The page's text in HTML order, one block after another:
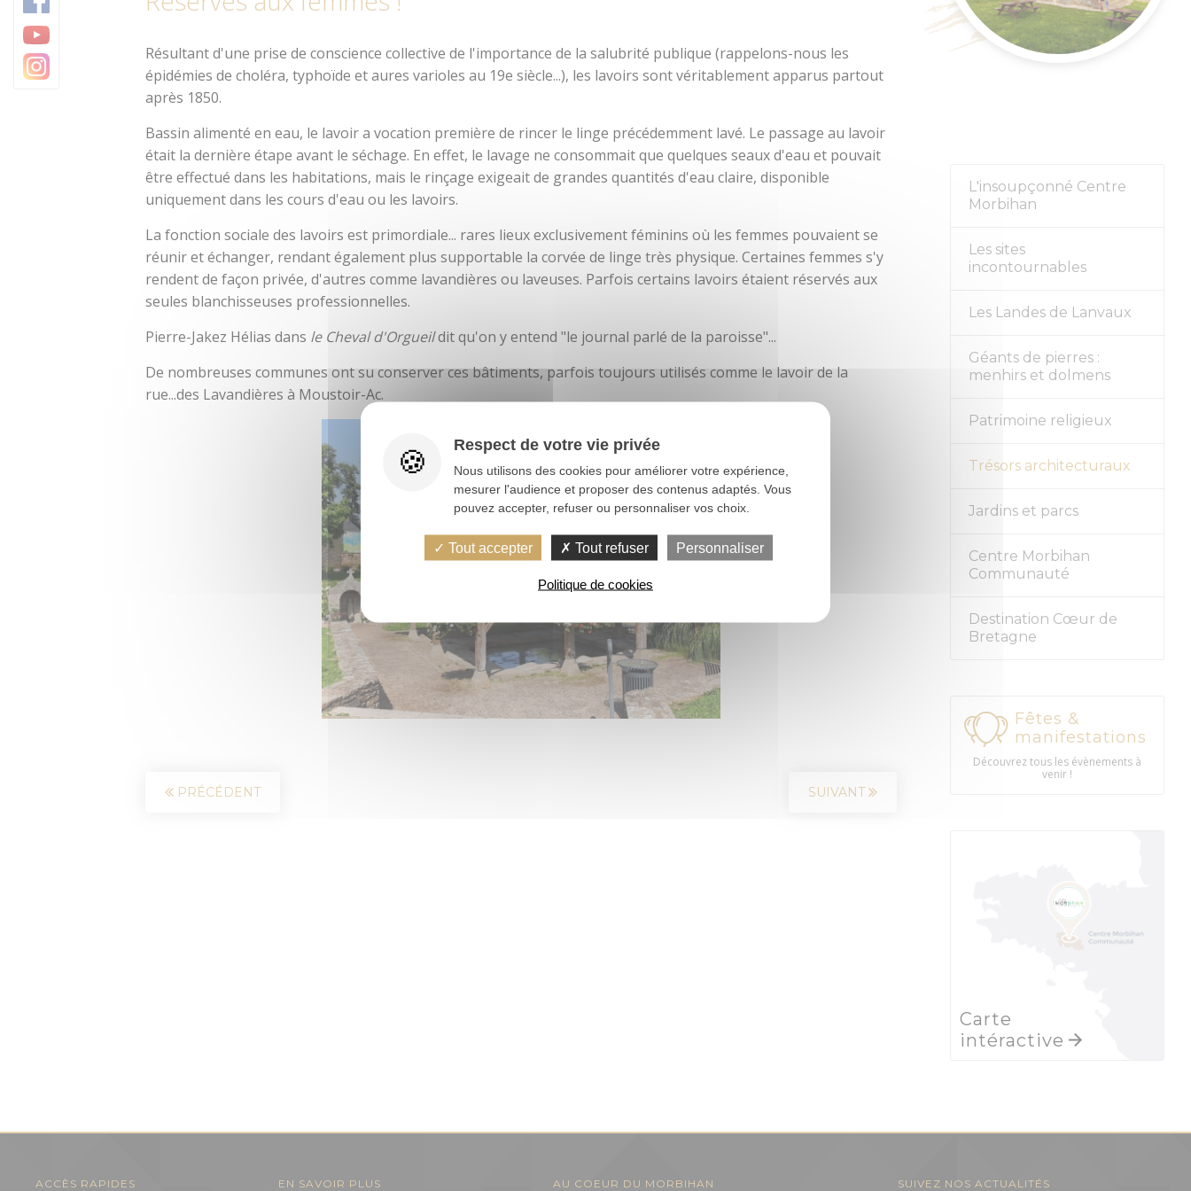
Trésors architecturaux
Jardins et parcs
Centre Morbihan Communauté
Destination Cœur de Bretagne
Campings et aires pour camping cars
Aires de jeux
Pêche
Que faire quand il pleut ?
Organiser un événement
Résultant d'une prise de conscience collective de l'importance de la salubrité publique (rappelons-nous les
épidémies de choléra, typhoïde et aures varioles au 19e siècle...), les lavoirs sont véritablement apparus partout
après 1850.
Bassin alimenté en eau, le lavoir a vocation première de rincer le linge précédemment lavé. Le passage au lavoir
était la dernière étape avant le séchage. En effet, le lavage ne consommait que quelques seaux d'eau et pouvait
être effectué dans les habitations, mais le rinçage exigeait de grandes quantités d'eau claire, disponible
uniquement dans les cours d'eau ou les lavoirs.
La fonction sociale des lavoirs est primordiale... rares lieux exclusivement féminins où les femmes pouvaient se
réunir et échanger, rendant également plus supportable la corvée de linge très physique. Certaines femmes s'y
rendent de façon privée, d'autres comme lavandières ou laveuses. Parfois certains lavoirs étaient réservés aux
seules blanchisseuses professionnelles.
Pierre-Jakez Hélias dans le Cheval d'Orgueildit qu'on y entend "le journal parlé de la paroisse"...
De nombreuses communes ont su conserver ces bâtiments, parfois toujours utilisés comme le lavoir de la
rue...des Lavandières à Moustoir-Ac.
PRÉCÉDENT SUIVANT
L'insoupçonné Centre
Morbihan
Les sites
incontournables
Les Landes de Lanvaux
Géants de pierres :
menhirs et dolmens
Patrimoine religieux
Trésors architecturaux
Jardins et parcs
Centre Morbihan
Communauté
Destination Cœur de
Bretagne
Fêtes &
manifestations
Découvrez tous les évènements à
venir !
Carte
intéractive
ACCÈS RAPIDES EN SAVOIR PLUS AU COEUR DU MORBIHAN SUIVEZ NOS ACTUALITÉS
Respect de votre vie privée
Nous utilisons des cookies pour améliorer votre expérience,
mesurer l'audience et proposer des contenus adaptés. Vous
pouvez accepter, refuser ou personnaliser vos choix.
Tout accepter Tout refuser Personnaliser
Politique de cookies